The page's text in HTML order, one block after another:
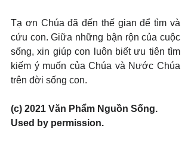
Tạ ơn Chúa đã đến thế gian để tìm và
cứu con. Giữa những bận rộn của cuộc
sống, xin giúp con luôn biết ưu tiên tìm
kiếm ý muốn của Chúa và Nước Chúa
trên đời sống con.
(c) 2021 Văn Phẩm Nguồn Sống.
Used by permission.